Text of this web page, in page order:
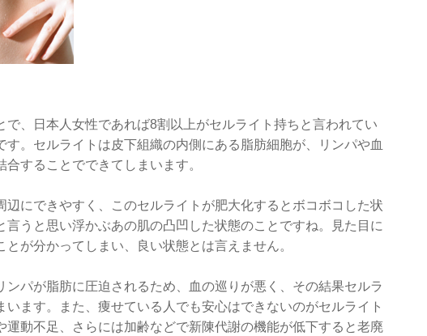
で、日本人女性であれば8割以上がセルライト持ちと言われてい
す。セルライトは皮下組織の内側にある脂肪細胞が、リンパや血
することでできてしまいます。
辺にできやすく、このセルライトが肥大化するとボコボコした状
言うと思い浮かぶあの肌の凸凹した状態のことですね。見た目に
とが分かってしまい、良い状態とは言えません。
ンパが脂肪に圧迫されるため、血の巡りが悪く、その結果セルラ
います。また、痩せている人でも安心はできないのがセルライト
運動不足、さらには加齢などで新陳代謝の機能が低下すると老廃